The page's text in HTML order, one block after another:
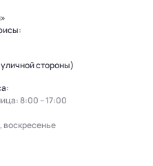
стороны)
8:00 – 17:00
воскресенье